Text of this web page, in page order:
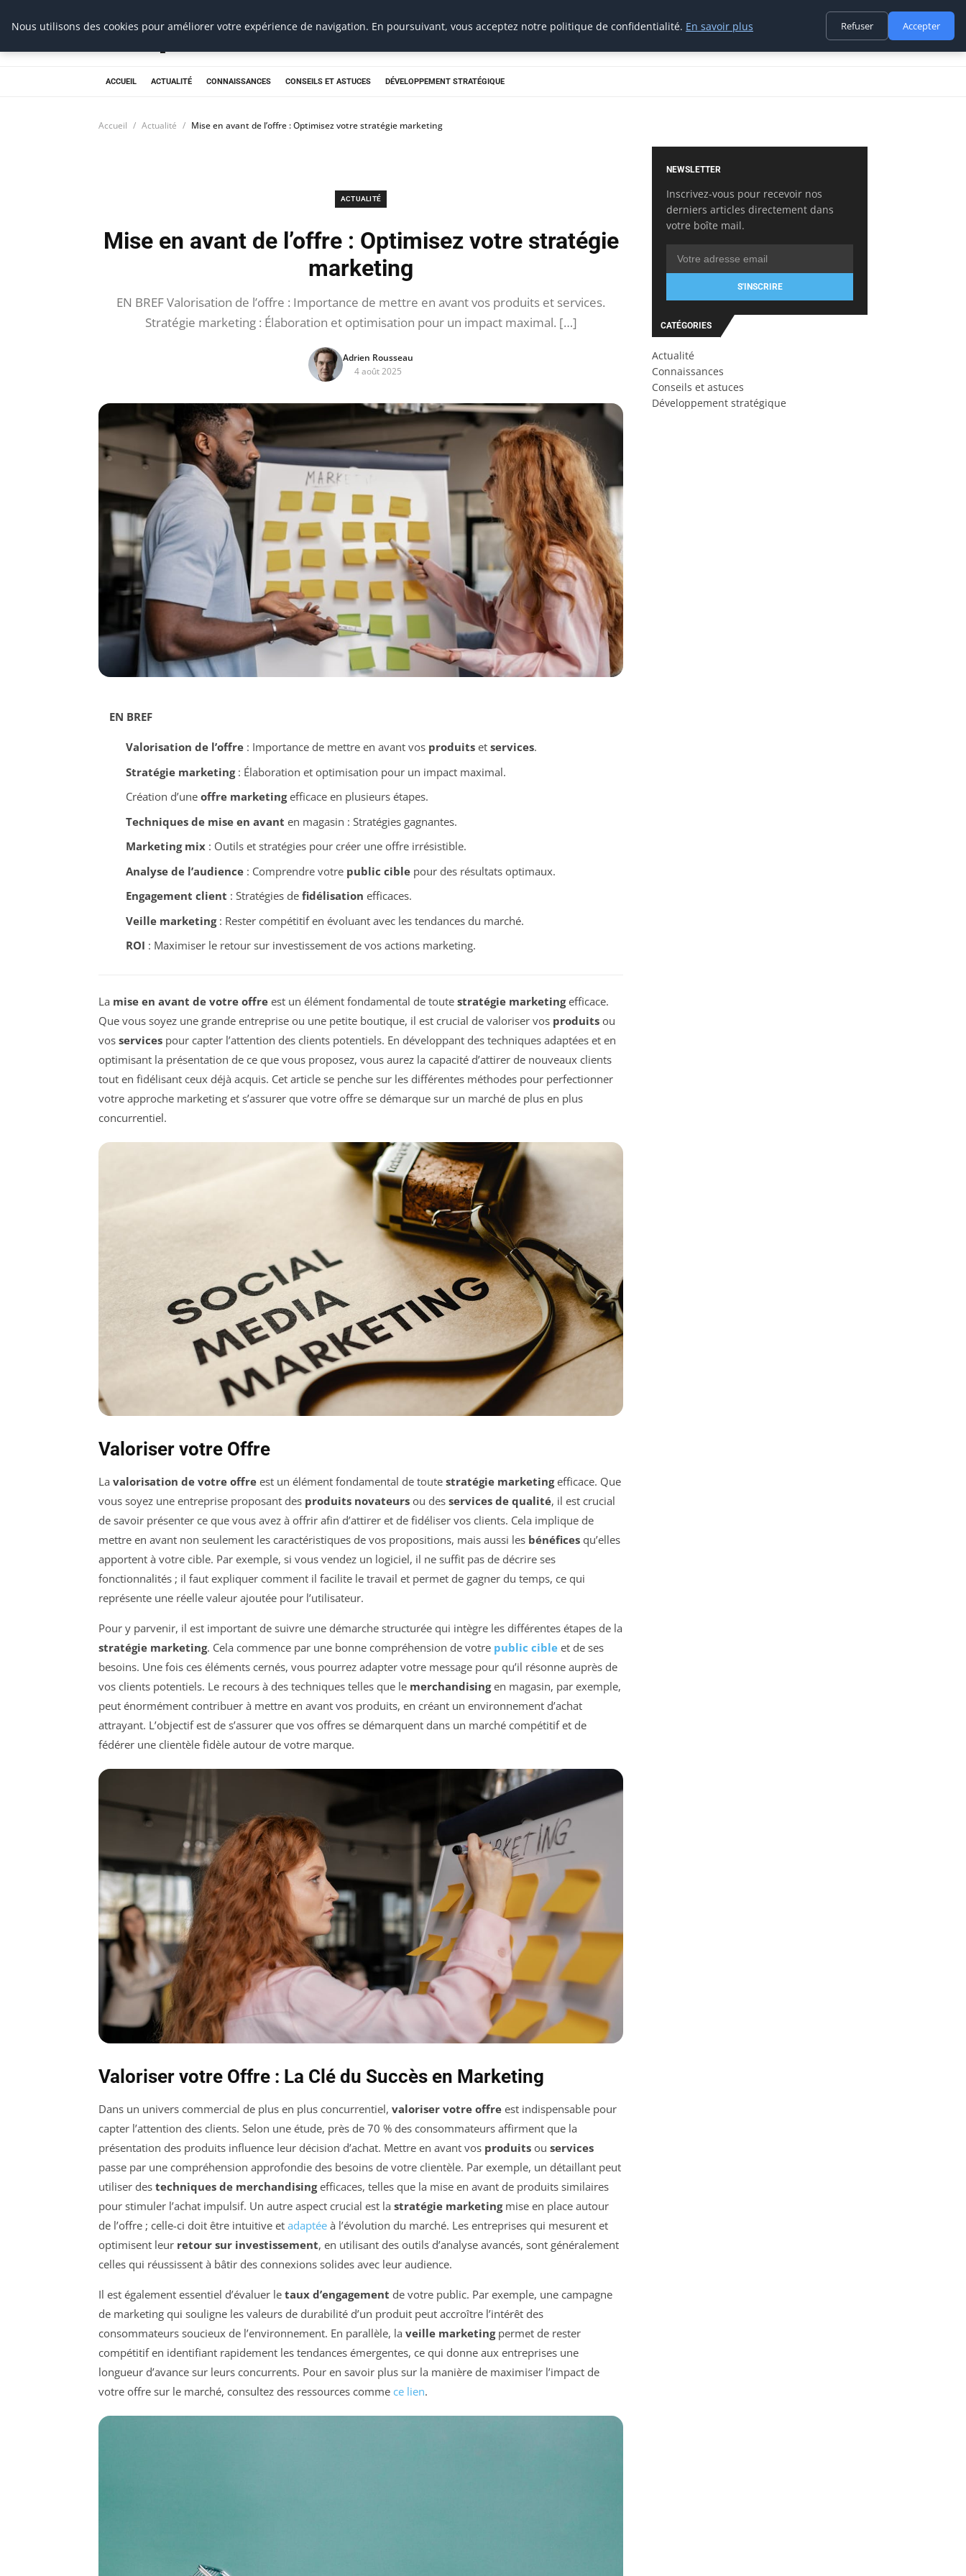
Prospection Pro
ACCUEIL ACTUALITÉ CONNAISSANCES CONSEILS ET ASTUCES DÉVELOPPEMENT STRATÉGIQUE
Accueil Actualité Mise en avant de l’offre : Optimisez votre stratégie marketing
ACTUALITÉ
Mise en avant de l’offre : Optimisez votre stratégie
marketing
EN BREF Valorisation de l’offre : Importance de mettre en avant vos produits et services.
Stratégie marketing : Élaboration et optimisation pour un impact maximal. […]
Adrien Rousseau
4 août 2025
EN BREF
Valorisation de l’offre: Importance de mettre en avant vos produitset services.
Stratégie marketing: Élaboration et optimisation pour un impact maximal.
Création d’une offre marketingefficace en plusieurs étapes.
Techniques de mise en avant en magasin : Stratégies gagnantes.
Marketing mix: Outils et stratégies pour créer une offre irrésistible.
Analyse de l’audience: Comprendre votre public ciblepour des résultats optimaux.
Engagement client : Stratégies de fidélisation efficaces.
Veille marketing: Rester compétitif en évoluant avec les tendances du marché.
ROI : Maximiser le retour sur investissement de vos actions marketing.
La mise en avant de votre offre est un élément fondamental de toute stratégie marketingefficace.
Que vous soyez une grande entreprise ou une petite boutique, il est crucial de valoriser vos produits ou
vos services pour capter l’attention des clients potentiels. En développant des techniques adaptées et en
optimisant la présentation de ce que vous proposez, vous aurez la capacité d’attirer de nouveaux clients
tout en fidélisant ceux déjà acquis. Cet article se penche sur les différentes méthodes pour perfectionner
votre approche marketing et s’assurer que votre offre se démarque sur un marché de plus en plus
concurrentiel.
Valoriser votre Offre
La valorisation de votre offre est un élément fondamental de toute stratégie marketingefficace. Que
vous soyez une entreprise proposant des produits novateurs ou des services de qualité, il est crucial
de savoir présenter ce que vous avez à offrir afin d’attirer et de fidéliser vos clients. Cela implique de
mettre en avant non seulement les caractéristiques de vos propositions, mais aussi les bénéfices qu’elles
apportent à votre cible. Par exemple, si vous vendez un logiciel, il ne suffit pas de décrire ses
fonctionnalités ; il faut expliquer comment il facilite le travail et permet de gagner du temps, ce qui
représente une réelle valeur ajoutée pour l’utilisateur.
Pour y parvenir, il est important de suivre une démarche structurée qui intègre les différentes étapes de la
stratégie marketing. Cela commence par une bonne compréhension de votre public cible et de ses
besoins. Une fois ces éléments cernés, vous pourrez adapter votre message pour qu’il résonne auprès de
vos clients potentiels. Le recours à des techniques telles que le merchandisingen magasin, par exemple,
peut énormément contribuer à mettre en avant vos produits, en créant un environnement d’achat
attrayant. L’objectif est de s’assurer que vos offres se démarquent dans un marché compétitif et de
fédérer une clientèle fidèle autour de votre marque.
Valoriser votre Offre : La Clé du Succès en Marketing
Dans un univers commercial de plus en plus concurrentiel, valoriser votre offre est indispensable pour
capter l’attention des clients. Selon une étude, près de 70 % des consommateurs affirment que la
présentation des produits influence leur décision d’achat. Mettre en avant vos produits ou services
passe par une compréhension approfondie des besoins de votre clientèle. Par exemple, un détaillant peut
utiliser des techniques de merchandisingefficaces, telles que la mise en avant de produits similaires
pour stimuler l’achat impulsif. Un autre aspect crucial est la stratégie marketingmise en place autour
de l’offre ; celle-ci doit être intuitive et adaptée à l’évolution du marché. Les entreprises qui mesurent et
optimisent leur retour sur investissement, en utilisant des outils d’analyse avancés, sont généralement
celles qui réussissent à bâtir des connexions solides avec leur audience.
Il est également essentiel d’évaluer le taux d’engagement de votre public. Par exemple, une campagne
de marketing qui souligne les valeurs de durabilité d’un produit peut accroître l’intérêt des
consommateurs soucieux de l’environnement. En parallèle, la veille marketingpermet de rester
compétitif en identifiant rapidement les tendances émergentes, ce qui donne aux entreprises une
longueur d’avance sur leurs concurrents. Pour en savoir plus sur la manière de maximiser l’impact de
votre offre sur le marché, consultez des ressources comme ce lien.
NEWSLETTER
Inscrivez-vous pour recevoir nos
derniers articles directement dans
votre boîte mail.
S'INSCRIRE
CATÉGORIES
Actualité
Connaissances
Conseils et astuces
Développement stratégique
Nous utilisons des cookies pour améliorer votre expérience de navigation. En poursuivant, vous acceptez notre politique de confidentialité. En savoir plus Refuser Accepter